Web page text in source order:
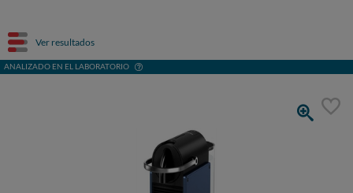
Ver resultados
ANALIZADO EN EL LABORATORIO